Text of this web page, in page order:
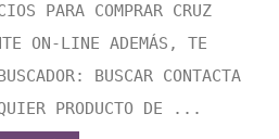
PARA COMPRAR CRUZ
ON-LINE ADEMÁS, TE
BUSCAR CONTACTA
PRODUCTO DE ...